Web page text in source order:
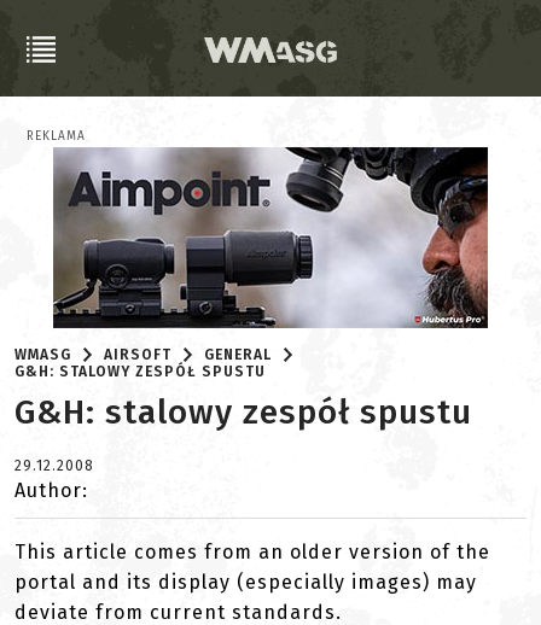
REKLAMA
WMASG AIRSOFT
GENERAL
G&H: STALOWY ZESPÓŁ SPUSTU
G&H: stalowy zespół spustu
29.12.2008
Author:
This article comes from an older version of the
portal and its display (especially images) may
deviate from current standards.